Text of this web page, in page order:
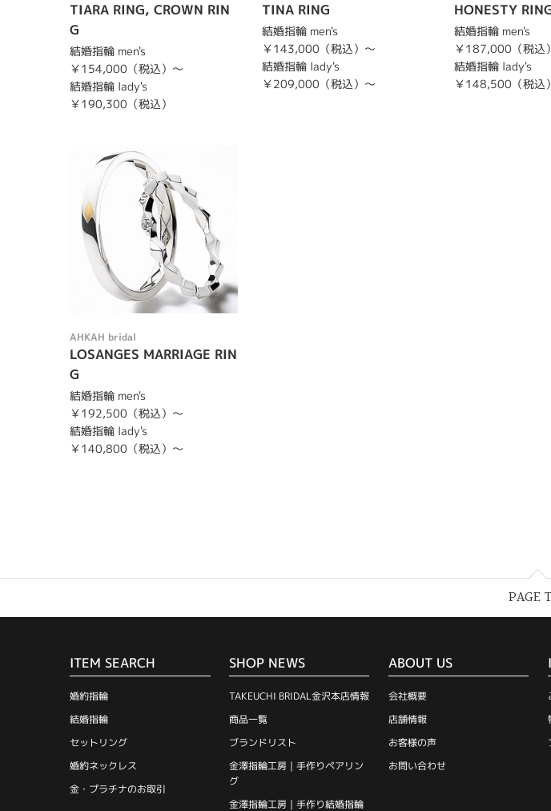
TIARA RING, CROWN RIN
G
結婚指輪 men's
￥154,000（税込）～
結婚指輪 lady's
￥190,300（税込）
TINA RING
結婚指輪 men's
￥143,000（税込）～
結婚指輪 lady's
￥209,000（税込）～
HONESTY
結婚指輪 men's
￥187,000（税込
結婚指輪 lady's
￥148,500（税込
AHKAH bridal
LOSANGES MARRIAGE RIN
G
結婚指輪 men's
￥192,500（税込）～
結婚指輪 lady's
￥140,800（税込）～
PAGE
ITEM SEARCH
婚約指輪
結婚指輪
セットリング
婚約ネックレス
金・プラチナのお取引
SHOP NEWS
TAKEUCHI BRIDAL金沢本店情報
商品一覧
ブランドリスト
金澤指輪工房｜手作りペアリン
グ
金澤指輪工房｜手作り結婚指輪
ABOUT US
会社概要
店舗情報
お客様の声
お問い合わせ